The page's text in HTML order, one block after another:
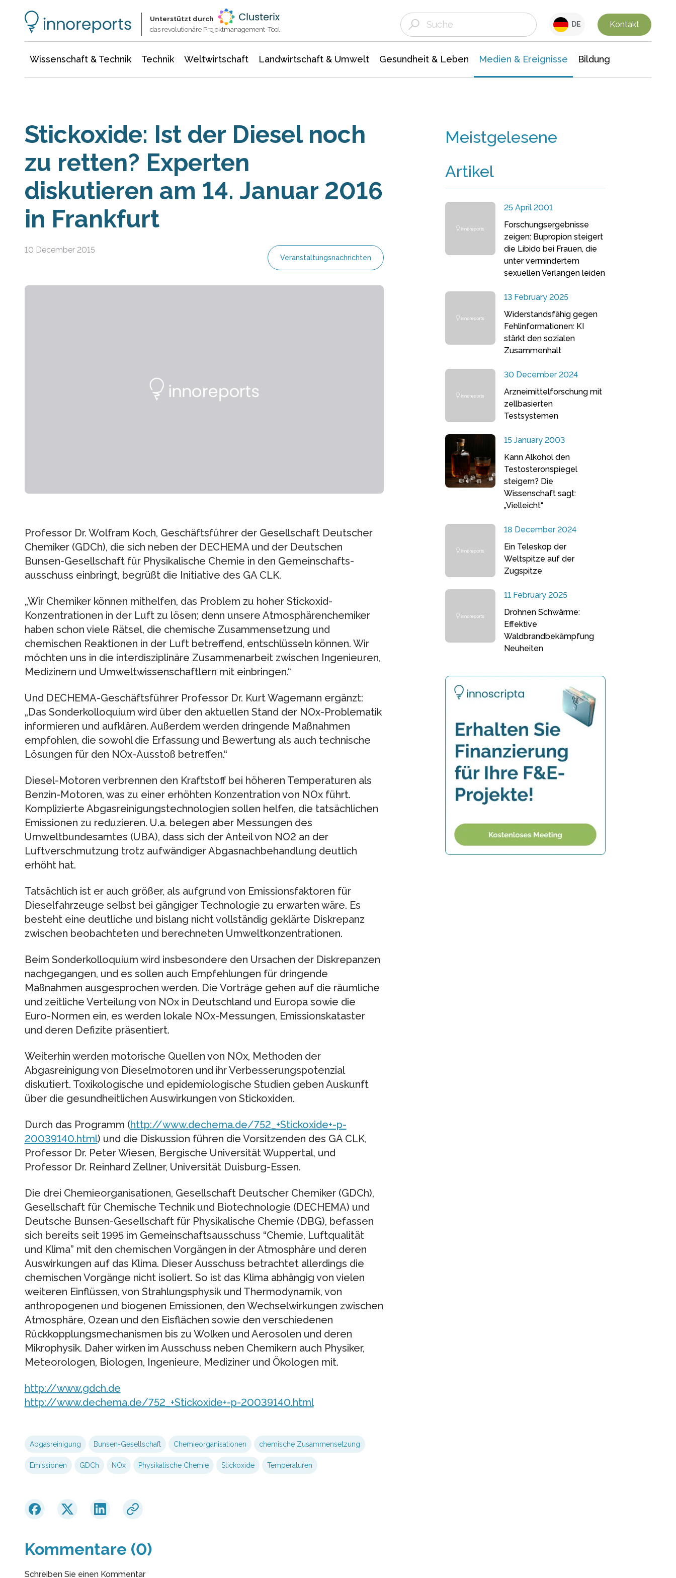
Unterstützt durch
das revolutionäre Projektmanagement-Tool
DE Kontakt
Wissenschaft & Technik Technik Weltwirtschaft Landwirtschaft & Umwelt Gesundheit & Leben Medien & Ereignisse Bildung
Stickoxide: Ist der Diesel noch
zu retten? Experten
diskutieren am 14. Januar 2016
in Frankfurt
10 December 2015
Veranstaltungsnachrichten
Professor Dr. Wolfram Koch, Geschäftsführer der Gesellschaft Deutscher
Chemiker (GDCh), die sich neben der DECHEMA und der Deutschen
Bunsen-Gesellschaft für Physikalische Chemie in den Gemeinschafts-
ausschuss einbringt, begrüßt die Initiative des GA CLK.
„Wir Chemiker können mithelfen, das Problem zu hoher Stickoxid-
Konzentrationen in der Luft zu lösen; denn unsere Atmosphärenchemiker
haben schon viele Rätsel, die chemische Zusammensetzung und
chemischen Reaktionen in der Luft betreffend, entschlüsseln können. Wir
möchten uns in die interdisziplinäre Zusammenarbeit zwischen Ingenieuren,
Medizinern und Umweltwissenschaftlern mit einbringen.“
Und DECHEMA-Geschäftsführer Professor Dr. Kurt Wagemann ergänzt:
„Das Sonderkolloquium wird über den aktuellen Stand der NOx-Problematik
informieren und aufklären. Außerdem werden dringende Maßnahmen
empfohlen, die sowohl die Erfassung und Bewertung als auch technische
Lösungen für den NOx-Ausstoß betreffen.“
Diesel-Motoren verbrennen den Kraftstoff bei höheren Temperaturen als
Benzin-Motoren, was zu einer erhöhten Konzentration von NOx führt.
Komplizierte Abgasreinigungstechnologien sollen helfen, die tatsächlichen
Emissionen zu reduzieren. U.a. belegen aber Messungen des
Umweltbundesamtes (UBA), dass sich der Anteil von NO2 an der
Luftverschmutzung trotz aufwändiger Abgasnachbehandlung deutlich
erhöht hat.
Tatsächlich ist er auch größer, als aufgrund von Emissionsfaktoren für
Dieselfahrzeuge selbst bei gängiger Technologie zu erwarten wäre. Es
besteht eine deutliche und bislang nicht vollständig geklärte Diskrepanz
zwischen beobachteten und berechneten Umweltkonzentrationen.
Beim Sonderkolloquium wird insbesondere den Ursachen der Diskrepanzen
nachgegangen, und es sollen auch Empfehlungen für dringende
Maßnahmen ausgesprochen werden. Die Vorträge gehen auf die räumliche
und zeitliche Verteilung von NOx in Deutschland und Europa sowie die
Euro-Normen ein, es werden lokale NOx-Messungen, Emissionskataster
und deren Defizite präsentiert.
Weiterhin werden motorische Quellen von NOx, Methoden der
Abgasreinigung von Dieselmotoren und ihr Verbesserungspotenzial
diskutiert. Toxikologische und epidemiologische Studien geben Auskunft
über die gesundheitlichen Auswirkungen von Stickoxiden.
Durch das Programm (http://www.dechema.de/752_+Stickoxide+-p-
20039140.html) und die Diskussion führen die Vorsitzenden des GA CLK,
Professor Dr. Peter Wiesen, Bergische Universität Wuppertal, und
Professor Dr. Reinhard Zellner, Universität Duisburg-Essen.
Die drei Chemieorganisationen, Gesellschaft Deutscher Chemiker (GDCh),
Gesellschaft für Chemische Technik und Biotechnologie (DECHEMA) und
Deutsche Bunsen-Gesellschaft für Physikalische Chemie (DBG), befassen
sich bereits seit 1995 im Gemeinschaftsausschuss “Chemie, Luftqualität
und Klima” mit den chemischen Vorgängen in der Atmosphäre und deren
Auswirkungen auf das Klima. Dieser Ausschuss betrachtet allerdings die
chemischen Vorgänge nicht isoliert. So ist das Klima abhängig von vielen
weiteren Einflüssen, von Strahlungsphysik und Thermodynamik, von
anthropogenen und biogenen Emissionen, den Wechselwirkungen zwischen
Atmosphäre, Ozean und den Eisflächen sowie den verschiedenen
Rückkopplungsmechanismen bis zu Wolken und Aerosolen und deren
Mikrophysik. Daher wirken im Ausschuss neben Chemikern auch Physiker,
Meteorologen, Biologen, Ingenieure, Mediziner und Ökologen mit.
http://www.gdch.de
http://www.dechema.de/752_+Stickoxide+-p-20039140.html
Abgasreinigung Bunsen-Gesellschaft Chemieorganisationen chemische Zusammensetzung
Emissionen GDCh NOx Physikalische Chemie Stickoxide Temperaturen
Kommentare (0)
Schreiben Sie einen Kommentar
Meistgelesene
Artikel
25 April 2001
Forschungsergebnisse
zeigen: Bupropion steigert
die Libido bei Frauen, die
unter vermindertem
sexuellen Verlangen leiden
13 February 2025
Widerstandsfähig gegen
Fehlinformationen: KI
stärkt den sozialen
Zusammenhalt
30 December 2024
Arzneimittelforschung mit
zellbasierten
Testsystemen
15 January 2003
Kann Alkohol den
Testosteronspiegel
steigern? Die
Wissenschaft sagt:
„Vielleicht“
18 December 2024
Ein Teleskop der
Weltspitze auf der
Zugspitze
11 February 2025
Drohnen Schwärme:
Effektive
Waldbrandbekämpfung
Neuheiten